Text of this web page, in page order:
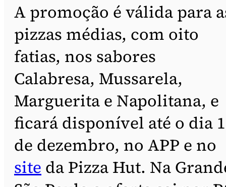
A promoção é válida para
pizzas médias, com oito
fatias, nos sabores
Calabresa, Mussarela,
Marguerita e Napolitana, e
ficará disponível até o dia
de dezembro, no APP e no
site da Pizza Hut. Na